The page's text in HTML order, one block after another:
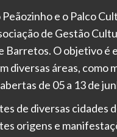
e o Palco
de Gestão
Barretos. O objetivo
diversas áreas,
de 05 a 13 de
de diversas cidades
origens e